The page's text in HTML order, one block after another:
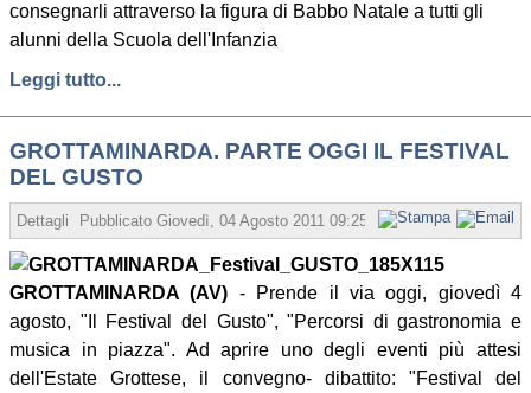
consegnarli attraverso la figura di Babbo Natale a tutti gli
alunni della Scuola dell'Infanzia
Leggi tutto...
GROTTAMINARDA. PARTE OGGI IL FESTIVAL
DEL GUSTO
Dettagli Pubblicato Giovedì, 04 Agosto 2011 09:25 Scritto da Redazione
GROTTAMINARDA (AV) - Prende il via oggi, giovedì 4
agosto, "Il Festival del Gusto", "Percorsi di gastronomia e
musica in piazza". Ad aprire uno degli eventi più attesi
dell'Estate Grottese, il convegno- dibattito: "Festival del